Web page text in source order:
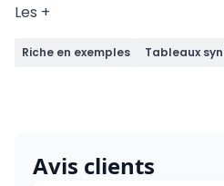
Les +
Riche en exemples Tableaux
Avis clients